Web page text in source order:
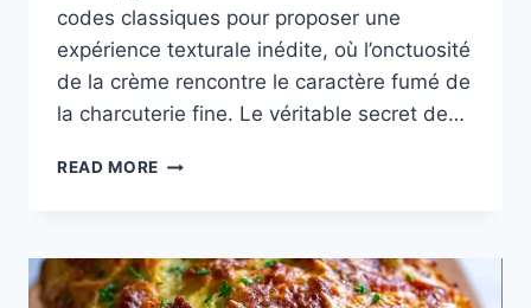
codes classiques pour proposer une
expérience texturale inédite, où l’onctuosité
de la crème rencontre le caractère fumé de
la charcuterie fine. Le véritable secret de…
READ MORE FEUILLETÉ
:
L’ÉCRIN